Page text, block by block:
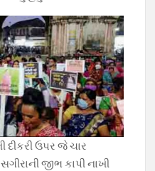
દીકરી ઉપર જે ચાર
જીભ કાપી નાખી